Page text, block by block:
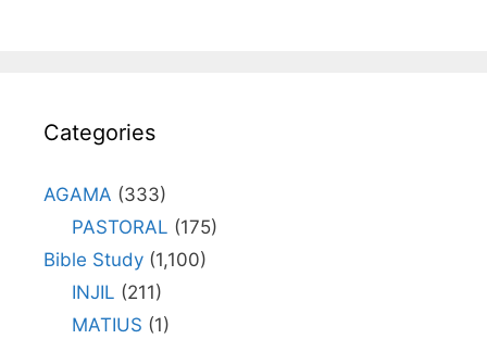
Categories
AGAMA (333)
PASTORAL (175)
Bible Study (1,100)
INJIL (211)
MATIUS (1)